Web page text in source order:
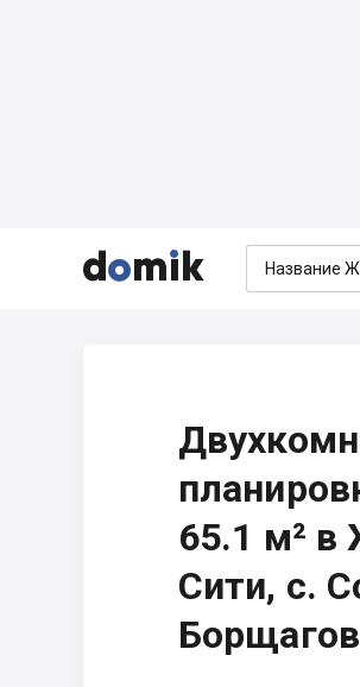



65.1 м²
Сити, с.